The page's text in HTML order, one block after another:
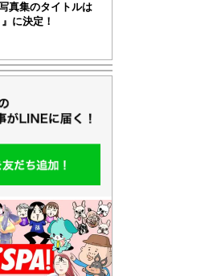
真集のタイトルは
に決定！